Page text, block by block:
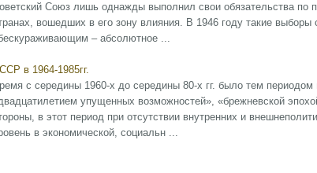
Союз лишь однажды выполнил свои обязательства по
вошедших в его зону влияния. В 1946 году такие выборы
– абсолютное ...
в 1964-1985гг.
с середины 1960-х до середины 80-х гг. было тем
упущенных возможностей», «брежневской
в этот период при отсутствии внутренних и
в экономической, социальн ...